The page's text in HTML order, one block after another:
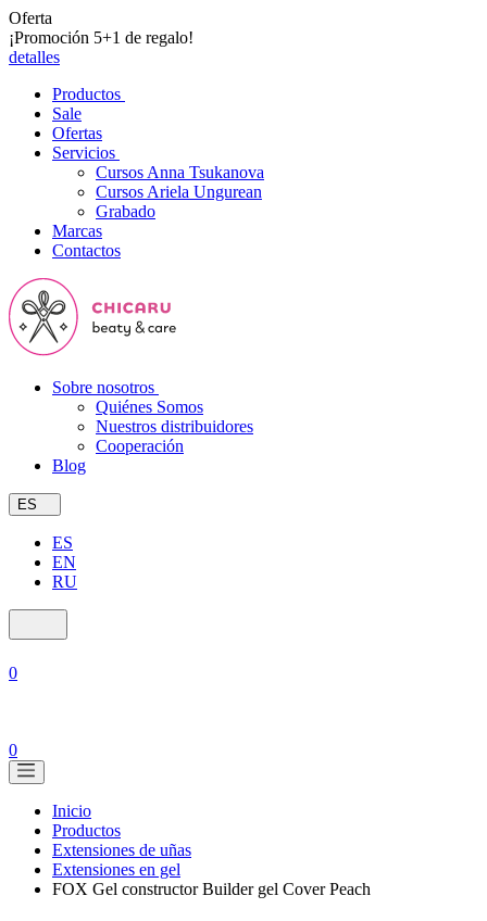
Oferta
¡Promoción 5+1 de regalo!
detalles
Productos
Sale
Ofertas
Servicios
Cursos Anna Tsukanova
Cursos Ariela Ungurean
Grabado
Marcas
Contactos
Sobre nosotros
Quiénes Somos
Nuestros distribuidores
Cooperación
Blog
ES
ES
EN
RU
0
0
Inicio
Productos
Extensiones de uñas
Extensiones en gel
FOX Gel constructor Builder gel Cover Peach